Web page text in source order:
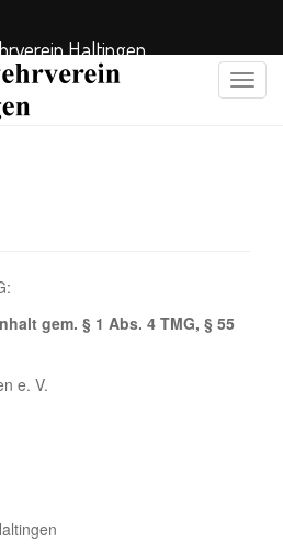
S
gem. § 1 Abs. 4 TMG, § 55
e. V.
Haltingen